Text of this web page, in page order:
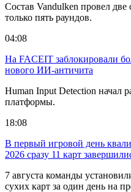
Состав Vandulken провел
только пять раундов.
04:08
На FACEIT заблокировали
нового ИИ-античита
Human Input Detection начал
платформы.
18:08
В первый игровой день
2026 сразу 11 карт
7 августа команды
сухих карт за один день на